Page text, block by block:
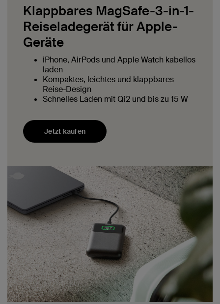
Klappbares MagSafe-3-in-1-
Reiseladegerät für Apple-
Geräte
iPhone, AirPods und Apple Watch kabellos
laden
Kompaktes, leichtes und klappbares
Reise-Design
Schnelles Laden mit Qi2 und bis zu 15 W
Jetzt kaufen